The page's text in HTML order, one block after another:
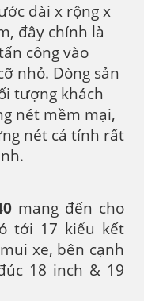
dài x rộng x
đây chính là
công vào
nhỏ. Dòng sản
tượng khách
nét mềm mại,
nét cá tính rất
mang đến cho
tới 17 kiểu kết
xe, bên cạnh
18 inch & 19